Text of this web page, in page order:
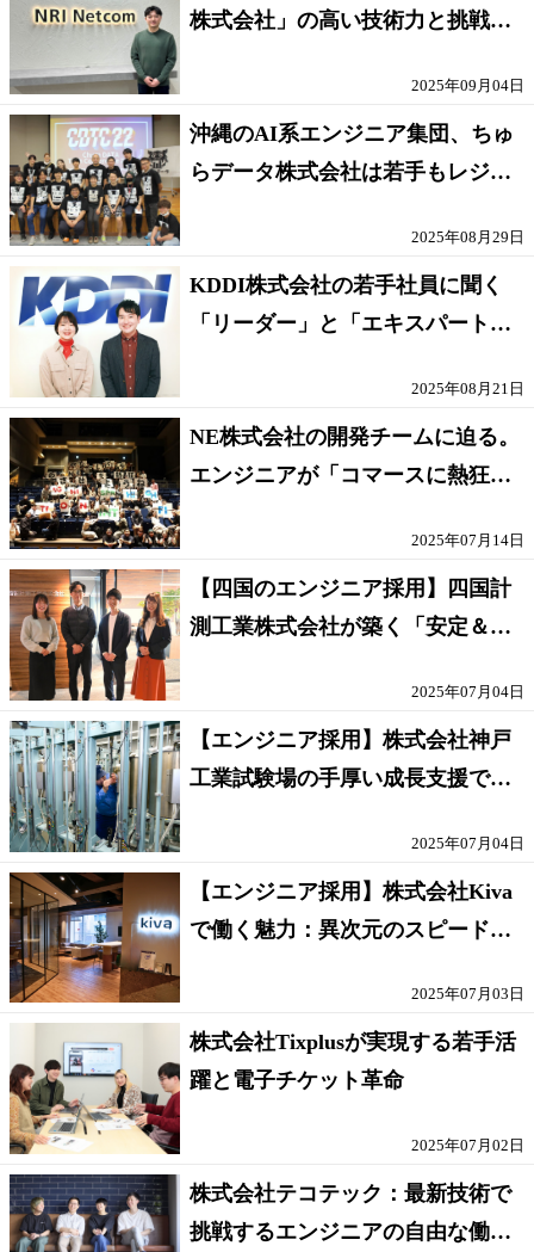
株式会社」の高い技術力と挑戦文
2025年09月04日
沖縄のAI系エンジニア集団、ちゅ
らデータ株式会社は若手もレジェ
2025年08月29日
KDDI株式会社の若手社員に聞く
「リーダー」と「エキスパート」
2025年08月21日
NE株式会社の開発チームに迫る。
エンジニアが「コマースに熱狂
2025年07月14日
【四国のエンジニア採用】四国計
測工業株式会社が築く「安定＆挑
2025年07月04日
【エンジニア採用】株式会社神戸
工業試験場の手厚い成長支援で材
2025年07月04日
【エンジニア採用】株式会社Kiva
で働く魅力：異次元のスピード感
2025年07月03日
株式会社Tixplusが実現する若手活
躍と電子チケット革命
2025年07月02日
株式会社テコテック：最新技術で
挑戦するエンジニアの自由な働き